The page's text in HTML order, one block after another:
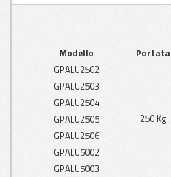
Modello Portata
GPALU2502
250 Kg
GPALU2503
GPALU2504
GPALU2505
GPALU2506
GPALU5002
GPALU5003